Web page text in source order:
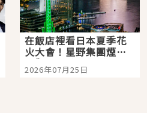
在飯店裡看日本夏季花
火大會！星野集團煙火
景觀飯店6選，讓你不用
人擠人悠閒欣賞
2026年07月25日